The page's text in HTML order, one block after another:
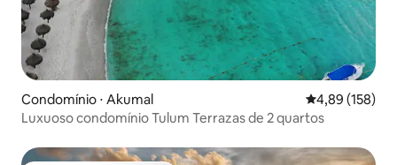
Condomínio ⋅ Akumal 4,89 de uma
4,89 (158)
Luxuoso condomínio Tulum Terrazas de 2 quartos